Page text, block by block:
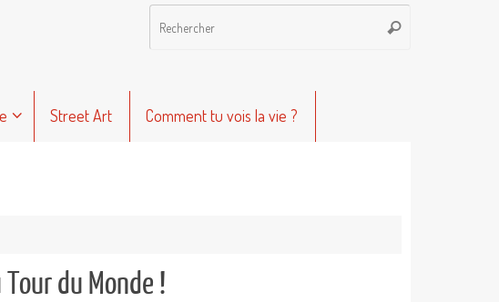
Rechercher
Street Art Comment tu vois la vie ?
du Monde !